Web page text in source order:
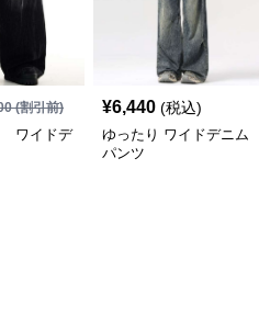
(割引前)
ワイドデ
¥6,440 (税込)
ゆったり ワイドデニム
パンツ